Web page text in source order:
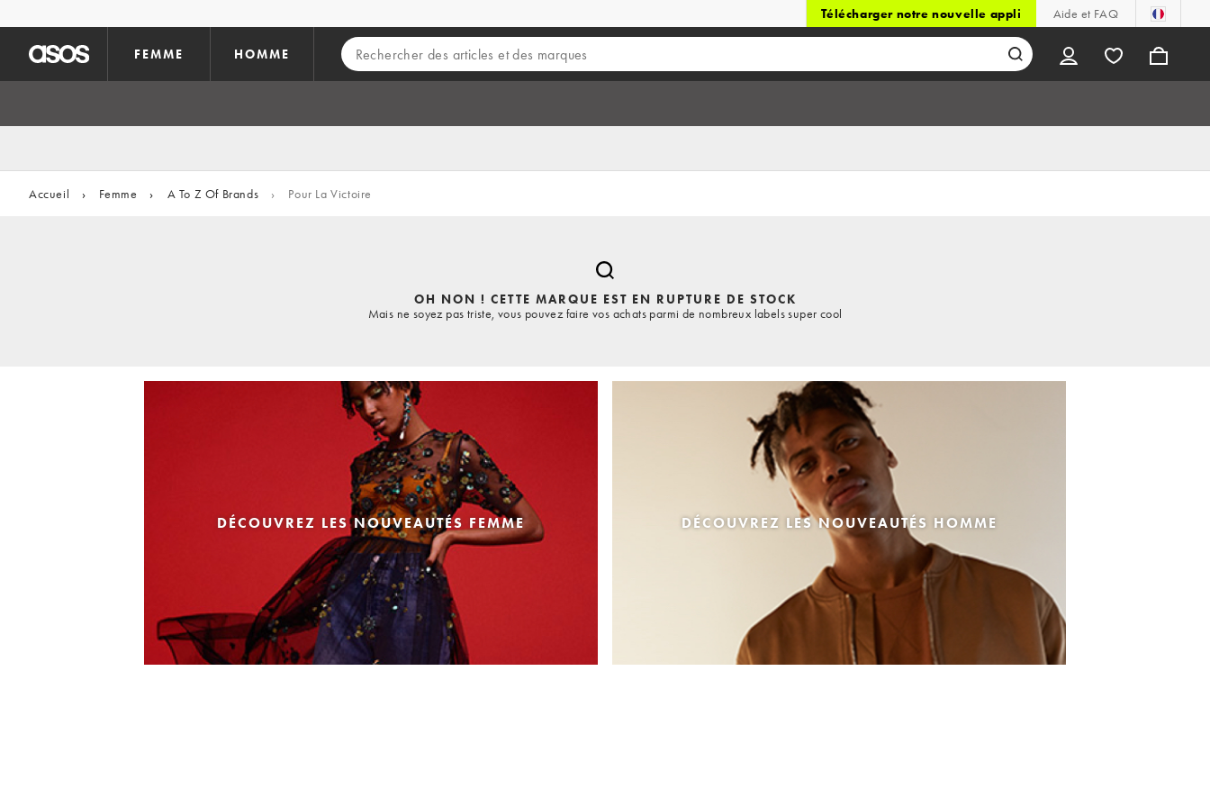
Télécharger notre nouvelle appli Aide et FAQ
FEMME HOMME
Accueil › Femme › A To Z Of Brands › Pour La Victoire
OH NON ! CETTE MARQUE EST EN RUPTURE DE STOCK
Mais ne soyez pas triste, vous pouvez faire vos achats parmi de nombreux labels super cool
DÉCOUVREZ LES NOUVEAUTÉS FEMME DÉCOUVREZ LES NOUVEAUTÉS HOMME